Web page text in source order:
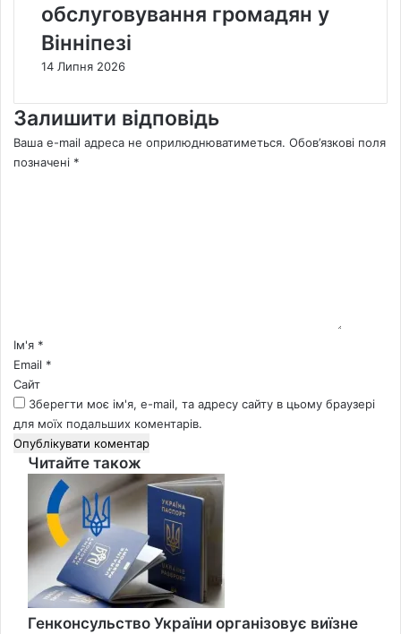
обслуговування громадян у
Вінніпезі
14 Липня 2026
Залишити відповідь
Ваша e-mail адреса не оприлюднюватиметься. Обов’язкові поля
позначені *
*Ім'я *
Email *
Сайт
Зберегти моє ім'я, e-mail, та адресу сайту в цьому браузері
для моїх подальших коментарів.
Читайте також
Close
Генконсульство України організовує виїзне